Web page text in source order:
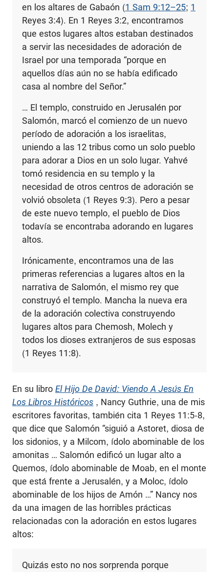
en los altares de Gabaón (1 Sam 9:12–25; 1
Reyes 3:4). En 1 Reyes 3:2, encontramos
que estos lugares altos estaban destinados
a servir las necesidades de adoración de
Israel por una temporada “porque en
aquellos días aún no se había edificado
casa al nombre del Señor.”
… El templo, construido en Jerusalén por
Salomón, marcó el comienzo de un nuevo
período de adoración a los israelitas,
uniendo a las 12 tribus como un solo pueblo
para adorar a Dios en un solo lugar. Yahvé
tomó residencia en su templo y la
necesidad de otros centros de adoración se
volvió obsoleta (1 Reyes 9:3). Pero a pesar
de este nuevo templo, el pueblo de Dios
todavía se encontraba adorando en lugares
altos.
Irónicamente, encontramos una de las
primeras referencias a lugares altos en la
narrativa de Salomón, el mismo rey que
construyó el templo. Mancha la nueva era
de la adoración colectiva construyendo
lugares altos para Chemosh, Molech y
todos los dioses extranjeros de sus esposas
(1 Reyes 11:8).
En su libro El Hijo De David: Viendo A Jesús En
Los Libros Históricos , Nancy Guthrie, una de mis
escritores favoritas, también cita 1 Reyes 11:5-8,
que dice que Salomón “siguió a Astoret, diosa de
los sidonios, y a Milcom, ídolo abominable de los
amonitas … Salomón edificó un lugar alto a
Quemos, ídolo abominable de Moab, en el monte
que está frente a Jerusalén, y a Moloc, ídolo
abominable de los hijos de Amón …” Nancy nos
da una imagen de las horribles prácticas
relacionadas con la adoración en estos lugares
altos:
Quizás esto no nos sorprenda porque